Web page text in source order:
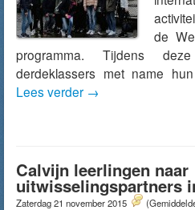
de
programma. Tijdens
derdeklassers met name
Lees verder →
Calvijn leerlingen naar
uitwisselingspartners
Zaterdag 21 november 2015